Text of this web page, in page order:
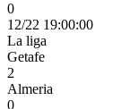
0
12/22 19:00:00
La liga
Getafe
2
Almeria
0